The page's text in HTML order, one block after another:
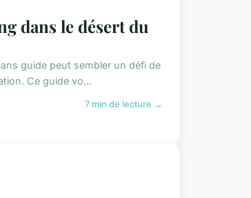
dans le désert du
guide peut sembler un défi de
Ce guide vo...
7 min de lecture →